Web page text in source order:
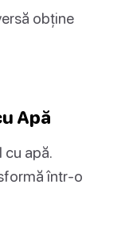
obține
Apă
cu apă.
într-o